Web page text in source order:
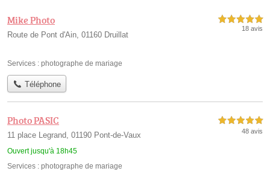
Mike Photo
Route de Pont d'Ain, 01160 Druillat
5,0 étoiles sur 5
18 avis
Services : photographe de mariage
Téléphone
Photo PASIC
11 place Legrand, 01190 Pont-de-Vaux
Ouvert jusqu'à 18h45
5,0 étoiles sur 5
48 avis
Services : photographe de mariage